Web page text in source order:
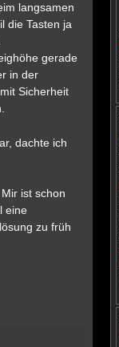
langsamen
die Tasten ja
gerade
in der
Sicherheit
dachte ich
ist schon
eine
zu früh